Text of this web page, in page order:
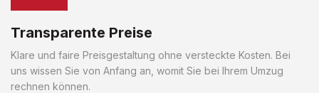
Transparente Preise
Klare und faire Preisgestaltung ohne versteckte Kosten. Bei
uns wissen Sie von Anfang an, womit Sie bei Ihrem Umzug
rechnen können.